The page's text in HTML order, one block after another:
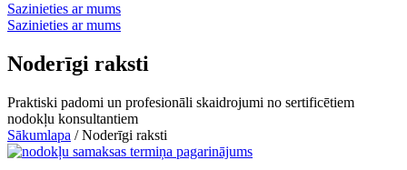
Sazinieties ar mums
Sazinieties ar mums
Noderīgi raksti
Praktiski padomi un profesionāli skaidrojumi no sertificētiem
nodokļu konsultantiem
Sākumlapa /Noderīgi raksti